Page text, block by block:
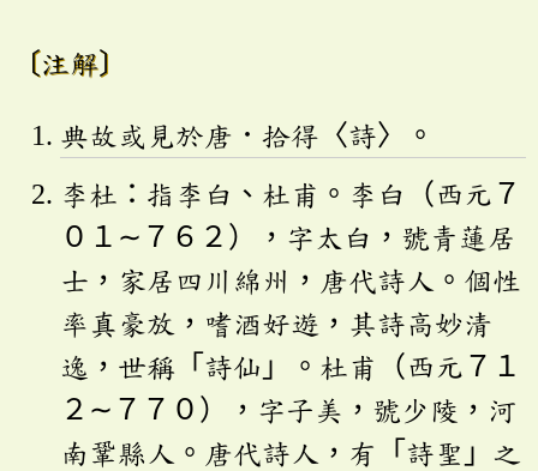
〔注解〕
典故或見於唐．拾得〈詩〉。
李杜：指李白、杜甫。李白（西元７
０１∼７６２），字太白，號青蓮居
士，家居四川綿州，唐代詩人。個性
率真豪放，嗜酒好遊，其詩高妙清
逸，世稱「詩仙」。杜甫（西元７１
２∼７７０），字子美，號少陵，河
南鞏縣人。唐代詩人，有「詩聖」之